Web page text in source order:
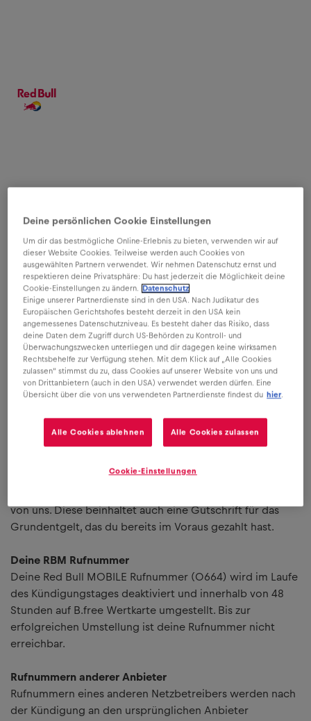
verlässt!
Die wichtigsten Informationen zum
Thema Kündigung.
Für alle Leistungen, die du bis zur Wirksamkeit deiner
von uns. Diese beinhaltet auch eine Gutschrift für das
Grundentgelt, das du bereits im Voraus gezahlt hast.
Deine RBM Rufnummer
Deine Red Bull MOBILE Rufnummer (0664) wird im Laufe
des Kündigungstages deaktiviert und innerhalb von 48
Stunden auf B.free Wertkarte umgestellt. Bis zur
erfolgreichen Umstellung ist deine Rufnummer nicht
erreichbar.
Rufnummern anderer Anbieter
Rufnummern eines anderen Netzbetreibers werden nach
der Kündigung an den ursprünglichen Anbieter
Deine persönlichen Cookie Einstellungen
Um dir das bestmögliche Online-Erlebnis zu bieten, verwenden wir auf
dieser Website Cookies. Teilweise werden auch Cookies von
ausgewählten Partnern verwendet. Wir nehmen Datenschutz ernst und
respektieren deine Privatsphäre: Du hast jederzeit die Möglichkeit deine
Cookie-Einstellungen zu ändern.
Datenschutz
Einige unserer Partnerdienste sind in den USA. Nach Judikatur des
Europäischen Gerichtshofes besteht derzeit in den USA kein
angemessenes Datenschutzniveau. Es besteht daher das Risiko, dass
deine Daten dem Zugriff durch US-Behörden zu Kontroll- und
Überwachungszwecken unterliegen und dir dagegen keine wirksamen
Rechtsbehelfe zur Verfügung stehen. Mit dem Klick auf „Alle Cookies
zulassen“ stimmst du zu, dass Cookies auf unserer Website von uns und
von Drittanbietern (auch in den USA) verwendet werden dürfen. Eine
Übersicht über die von uns verwendeten Partnerdienste findest du
hier.
Alle Cookies ablehnen Alle Cookies zulassen
Cookie-Einstellungen